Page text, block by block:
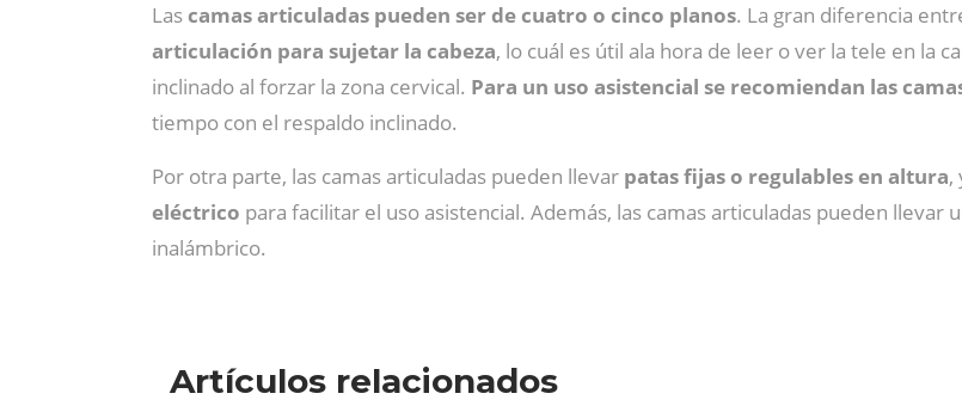
Lascamas articuladas pueden ser de cuatro o cinco planos. La gran diferencia
articulación para sujetar la cabeza, lo cuál es útil ala hora de leer o ver la tele en la
inclinado al forzar la zona cervical. Para un uso asistencial se recomiendan las
tiempo con el respaldo inclinado.
Por otra parte, las camas articuladas pueden llevar patas fijas o regulables en altura,
eléctrico para facilitar el uso asistencial. Además, las camas articuladas pueden llevar
inalámbrico.
Artículos relacionados